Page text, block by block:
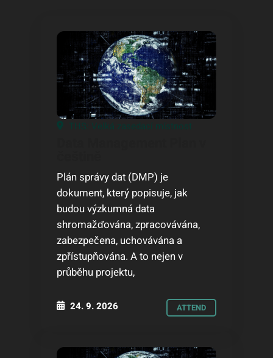
THS: Velká zasedací místnost
Plán správy dat (DMP) je
dokument, který popisuje, jak
budou výzkumná data
shromažďována, zpracovávána,
zabezpečena, uchovávána a
zpřístupňována. A to nejen v
průběhu projektu,
24. 9. 2026 ATTEND